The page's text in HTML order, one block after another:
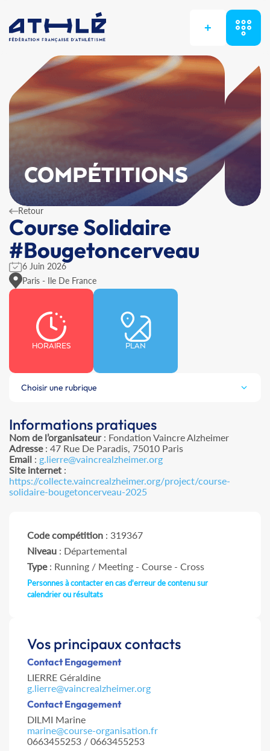
+
COMPÉTITIONS
Retour
Course Solidaire
#Bougetoncerveau
6 Juin 2026
Paris - Ile De France
HORAIRES PLAN
Choisir une rubrique
Informations pratiques
Nom de l’organisateur: Fondation Vaincre Alzheimer
Adresse: 47 Rue De Paradis, 75010 Paris
Email : g.lierre@vaincrealzheimer.org
Site internet :
https://collecte.vaincrealzheimer.org/project/course-
solidaire-bougetoncerveau-2025
Code compétition : 319367
Niveau : Départemental
Type: Running / Meeting - Course - Cross
Personnes à contacter en cas d'erreur de contenu sur
calendrier ou résultats
Vos principaux contacts
Contact Engagement
LIERRE Géraldine
g.lierre@vaincrealzheimer.org
Contact Engagement
DILMI Marine
marine@course-organisation.fr
0663455253 / 0663455253